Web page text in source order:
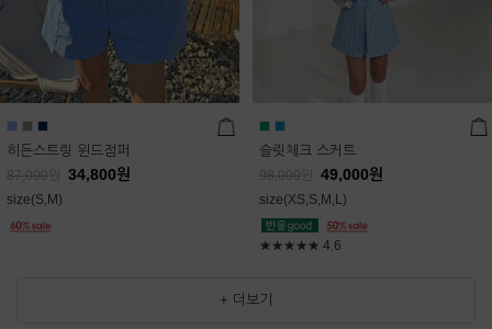
히든스트링 윈드점퍼
87,000 34,800원
size(S,M)
슬릿체크 스커트
98,000 49,000원
size(XS,S,M,L)
★★★★★ 4.6
+ 더보기